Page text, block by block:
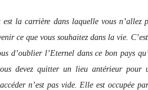
la carrière dans laquelle vous n’allez
ce que vous souhaitez dans la vie.
d’oublier l’Eternel dans ce bon pays
devez quitter un lieu antérieur pour
n’est pas vide. Elle est occupée